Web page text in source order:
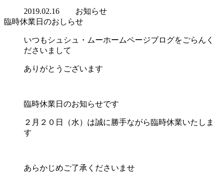
2019.02.16 お知らせ
臨時休業日のおしらせ
いつもシュシュ・ムーホームページブログをごらんく
ださいまして
ありがとうございます
臨時休業日のお知らせです
２月２０日（水）は誠に勝手ながら臨時休業いたしま
す
あらかじめご了承くださいませ